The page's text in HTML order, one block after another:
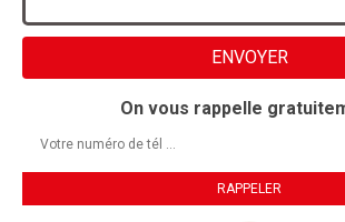
On vous rappelle